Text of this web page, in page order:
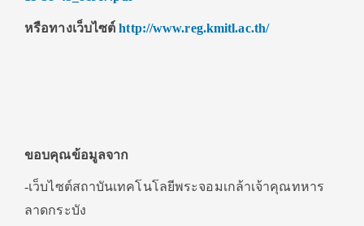
หรือทางเว็บไซต์http://www.reg.kmitl.ac.th/
ขอบคุณข้อมูลจาก
-เว็บไซต์สถาบันเทคโนโลยีพระจอมเกล้าเจ้าคุณทหาร
ลาดกระบัง